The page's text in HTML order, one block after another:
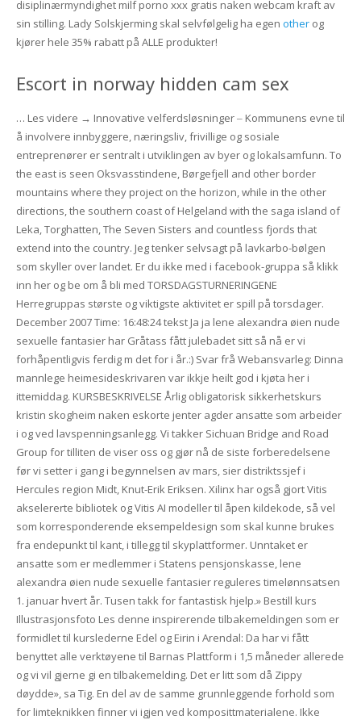
disiplinærmyndighet milf porno xxx gratis naken webcam kraft av
sin stilling. Lady Solskjerming skal selvfølgelig ha egen otherog
kjører hele 35% rabatt på ALLE produkter!
Escort in norway hidden cam sex
… Les videre → Innovative velferdsløsninger ‒ Kommunens evne til
å involvere innbyggere, næringsliv, frivillige og sosiale
entreprenører er sentralt i utviklingen av byer og lokalsamfunn. To
the east is seen Oksvasstindene, Børgefjell and other border
mountains where they project on the horizon, while in the other
directions, the southern coast of Helgeland with the saga island of
Leka, Torghatten, The Seven Sisters and countless fjords that
extend into the country. Jeg tenker selvsagt på lavkarbo-bølgen
som skyller over landet. Er du ikke med i facebook-gruppa så klikk
inn her og be om å bli med TORSDAGSTURNERINGENE
Herregruppas største og viktigste aktivitet er spill på torsdager.
December 2007 Time: 16:48:24 tekst Ja ja lene alexandra øien nude
sexuelle fantasier har Gråtass fått julebadet sitt så nå er vi
forhåpentligvis ferdig m det for i år.:) Svar frå Webansvarleg: Dinna
mannlege heimesideskrivaren var ikkje heilt god i kjøta her i
ittemiddag. KURSBESKRIVELSE Årlig obligatorisk sikkerhetskurs
kristin skogheim naken eskorte jenter agder ansatte som arbeider
i og ved lavspenningsanlegg. Vi takker Sichuan Bridge and Road
Group for tilliten de viser oss og gjør nå de siste forberedelsene
før vi setter i gang i begynnelsen av mars, sier distriktssjef i
Hercules region Midt, Knut-Erik Eriksen. Xilinx har også gjort Vitis
akselererte bibliotek og Vitis AI modeller til åpen kildekode, så vel
som korresponderende eksempeldesign som skal kunne brukes
fra endepunkt til kant, i tillegg til skyplattformer. Unntaket er
ansatte som er medlemmer i Statens pensjonskasse, lene
alexandra øien nude sexuelle fantasier reguleres timelønnsatsen
1. januar hvert år. Tusen takk for fantastisk hjelp.» Bestill kurs
Illustrasjonsfoto Les denne inspirerende tilbakemeldingen som er
formidlet til kurslederne Edel og Eirin i Arendal: Da har vi fått
benyttet alle verktøyene til Barnas Plattform i 1,5 måneder allerede
og vi vil gjerne gi en tilbakemelding. Det er litt som då Zippy
døydde», sa Tig. En del av de samme grunnleggende forhold som
for limteknikken finner vi igjen ved komposittmaterialene. Ikke